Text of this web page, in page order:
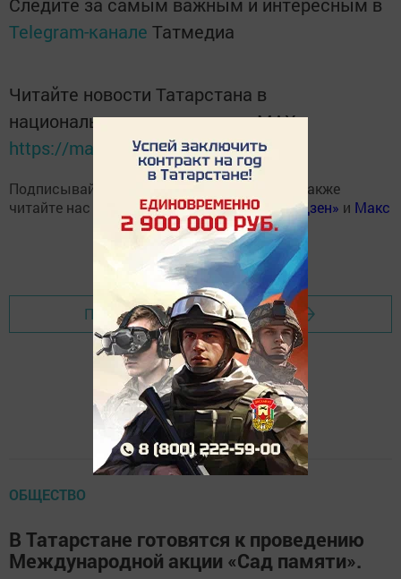
Telegram-канале Татмедиа
Читайте новости Татарстана в
национальном мессенджере MАХ:
https://max.ru/tatmedia
Подписывайтесь на наш Telegram-канал
, а также
читайте нас
Вконтакте,Одноклассниках ,«Дзен» и Макс
Перейти на страницу новости
ОБЩЕСТВО
В Татарстане готовятся к проведению
Международной акции «Сад памяти».